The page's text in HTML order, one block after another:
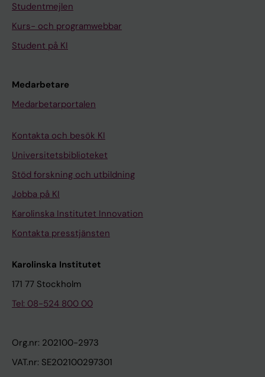
Studentmejlen
Kurs- och programwebbar
Student på KI
Medarbetare
Medarbetarportalen
Kontakta och besök KI
Universitetsbiblioteket
Stöd forskning och utbildning
Jobba på KI
Karolinska Institutet Innovation
Kontakta presstjänsten
Karolinska Institutet
171 77 Stockholm
Tel: 08-524 800 00
Org.nr: 202100-2973
VAT.nr: SE202100297301